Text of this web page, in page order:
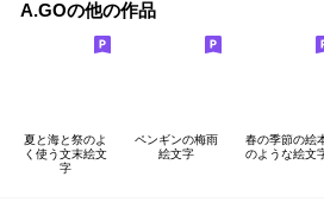
A.GOの他の作品
夏と海と祭のよ
く使う文末絵文
字
ペンギンの梅雨
絵文字
春の季節の絵
のような絵文